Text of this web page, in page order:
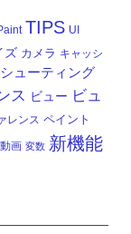
TIPS UI
ズ カメラ キャッシ
ューティング
ス ビュー ビュ
レンス ペイント
動画 変数 新機能